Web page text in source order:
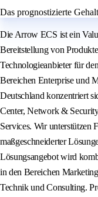
Das prognostizierte
Die Arrow ECS ist ein
Bereitstellung von
Technologieanbieter für
Bereichen Enterprise und
Deutschland konzentriert
Center, Network &
Services. Wir unterstützen
maßgeschneiderter
Lösungsangebot wird
in den Bereichen
Technik und Consulting.